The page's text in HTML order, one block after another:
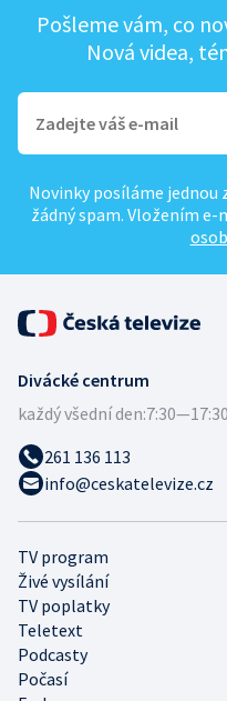
Pošleme vám, co
Nová videa,
Novinky posíláme jednou
žádný spam. Vložením